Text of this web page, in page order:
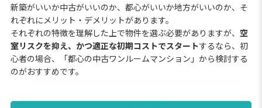
新築がいいか中古がいいのか、都心がいいか地方がいいのか、そ
れぞれにメリット・デメリットがあります。
それぞれの特徴を理解した上で物件を選ぶ必要がありますが、 空
室リスクを抑え、かつ適正な初期コストでスタートするなら、初
心者の場合、「都心の中古ワンルームマンション」から検討する
のがおすすめです。